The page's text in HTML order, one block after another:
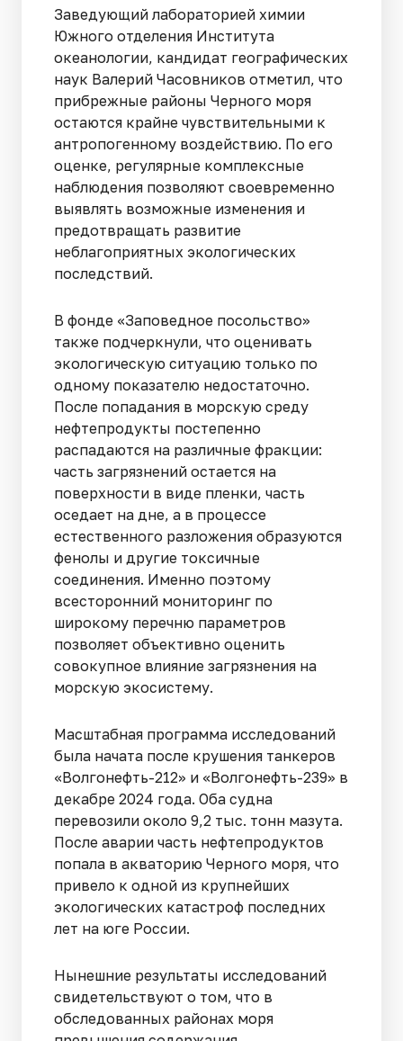
Заведующий лабораторией химии
Южного отделения Института
океанологии, кандидат географических
наук Валерий Часовников отметил, что
прибрежные районы Черного моря
остаются крайне чувствительными к
антропогенному воздействию. По его
оценке, регулярные комплексные
наблюдения позволяют своевременно
выявлять возможные изменения и
предотвращать развитие
неблагоприятных экологических
последствий.
В фонде «Заповедное посольство»
также подчеркнули, что оценивать
экологическую ситуацию только по
одному показателю недостаточно.
После попадания в морскую среду
нефтепродукты постепенно
распадаются на различные фракции:
часть загрязнений остается на
поверхности в виде пленки, часть
оседает на дне, а в процессе
естественного разложения образуются
фенолы и другие токсичные
соединения. Именно поэтому
всесторонний мониторинг по
широкому перечню параметров
позволяет объективно оценить
совокупное влияние загрязнения на
морскую экосистему.
Масштабная программа исследований
была начата после крушения танкеров
«Волгонефть-212» и «Волгонефть-239» в
декабре 2024 года. Оба судна
перевозили около 9,2 тыс. тонн мазута.
После аварии часть нефтепродуктов
попала в акваторию Черного моря, что
привело к одной из крупнейших
экологических катастроф последних
лет на юге России.
Нынешние результаты исследований
свидетельствуют о том, что в
обследованных районах моря